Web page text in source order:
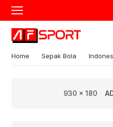
Home Sepak Bola
930 x 180